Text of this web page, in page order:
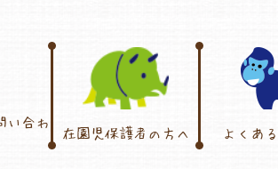
い合わ
在園児保護者の方へ よくあ